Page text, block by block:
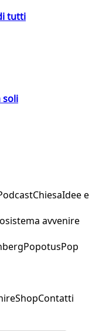
tutti
soli
ChiesaIdee e
avvenire
PopotusPop
ShopContatti